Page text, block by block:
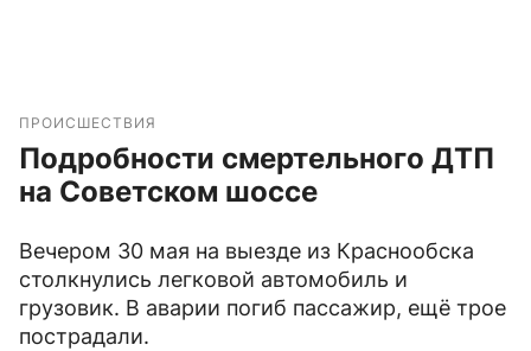
ПРОИСШЕСТВИЯ
Подробности смертельного ДТП
на Советском шоссе
Вечером 30 мая на выезде из Краснообска
столкнулись легковой автомобиль и
грузовик. В аварии погиб пассажир, ещё трое
пострадали.